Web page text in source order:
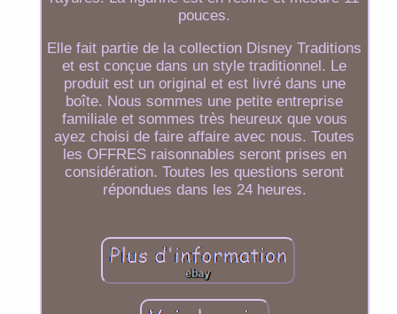
pouces.
Elle fait partie de la collection Disney Traditions
et est conçue dans un style traditionnel. Le
produit est un original et est livré dans une
boîte. Nous sommes une petite entreprise
familiale et sommes très heureux que vous
ayez choisi de faire affaire avec nous. Toutes
les OFFRES raisonnables seront prises en
considération. Toutes les questions seront
répondues dans les 24 heures.